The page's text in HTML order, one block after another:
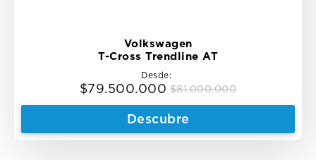
Volkswagen
T-Cross Trendline AT
Desde:
$81.000.000
Original
price
$81.000.000.
$79.500.000
Current
price
$79.500.000.
Descubre